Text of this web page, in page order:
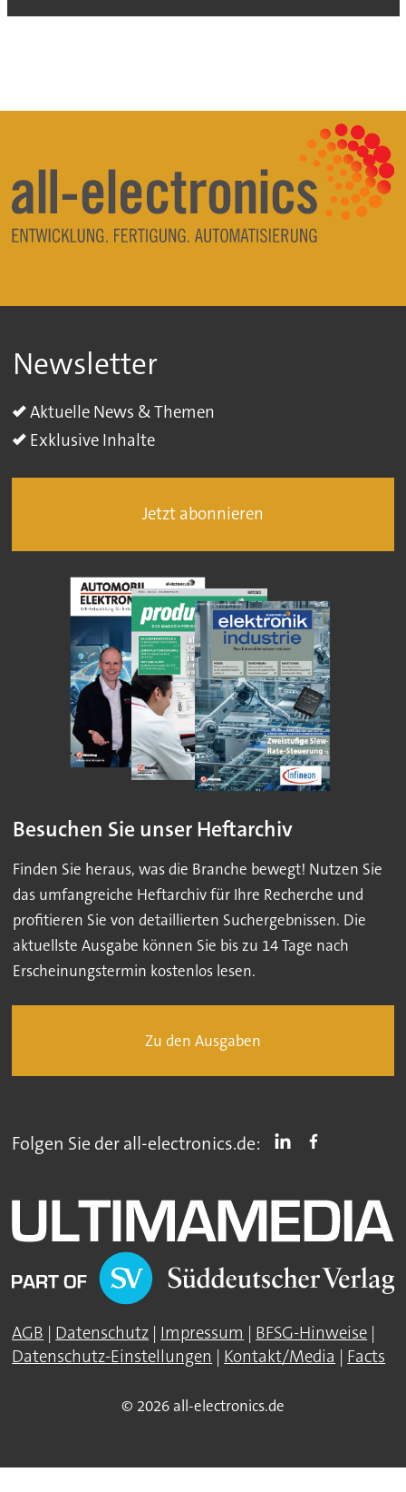
Newsletter
Aktuelle News & Themen
Exklusive Inhalte
Jetzt abonnieren
Besuchen Sie unser Heftarchiv
Finden Sie heraus, was die Branche bewegt! Nutzen Sie
das umfangreiche Heftarchiv für Ihre Recherche und
profitieren Sie von detaillierten Suchergebnissen. Die
aktuellste Ausgabe können Sie bis zu 14 Tage nach
Erscheinungstermin kostenlos lesen.
Zu den Ausgaben
Folgen Sie der all-electronics.de:
AGB | Datenschutz | Impressum | BFSG-Hinweise |
Datenschutz-Einstellungen | Kontakt/Media | Facts
© 2026 all-electronics.de